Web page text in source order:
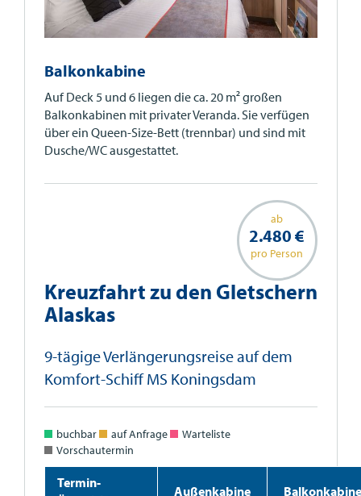
Balkonkabine
Auf Deck 5 und 6 liegen die ca. 20 m² großen
Balkonkabinen mit privater Veranda. Sie verfügen
über ein Queen-Size-Bett (trennbar) und sind mit
Dusche/WC ausgestattet.
ab
2.480 €
pro Person
Kreuzfahrt zu den Gletschern
Alaskas
9-tägige Verlängerungsreise auf dem
Komfort-Schiff MS Koningsdam
buchbar auf Anfrage
Warteliste
Vorschautermin
Termin-
Außenkabine Balkonkabine